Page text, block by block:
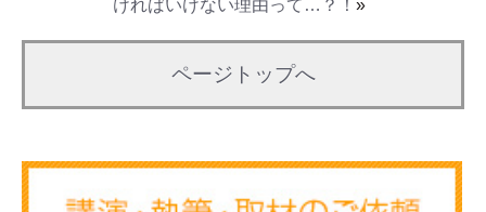
ければいけない理由って…？！ »
ページトップへ